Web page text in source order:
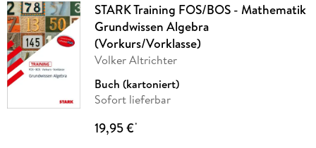
STARK Training FOS/BOS - Mathematik
Grundwissen Algebra
(Vorkurs/Vorklasse)
Volker Altrichter
Buch (kartoniert)
Sofort lieferbar
19,95 €*